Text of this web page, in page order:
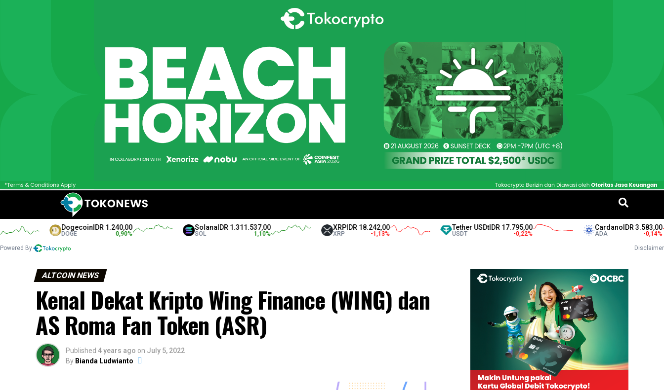
DogecoinIDR 1.240,00
DOGE
SolanaIDR 1.311.537,00
SOL
XRPIDR 18.242,00
XRP
Tether USDtIDR 17.795,00
USDT
CardanoIDR 3.583,00
ADA
Powered By Disclaimer
ALTCOIN NEWS
Kenal Dekat Kripto Wing Finance (WING) dan
AS Roma Fan Token (ASR)
Published 4 years ago on July 5, 2022
By Bianda Ludwianto